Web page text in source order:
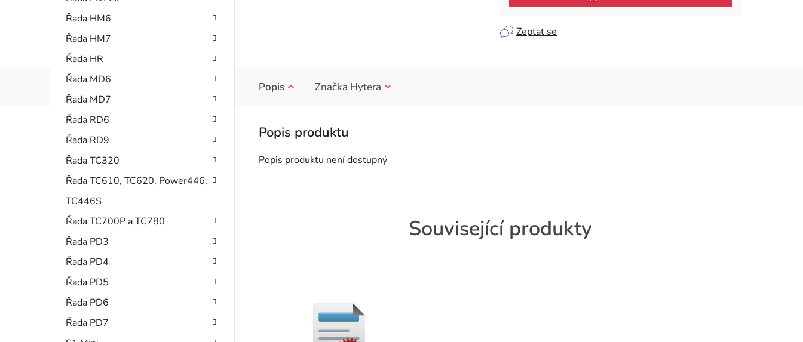
Řada HM6
Řada HM7
Řada HR
Řada MD6
Řada MD7
Řada RD6
Řada RD9
Řada TC320
Řada TC610, TC620, Power446,
TC446S
Řada TC700P a TC780
Řada PD3
Řada PD4
Řada PD5
Řada PD6
Řada PD7
Zeptat se
Popis Značka Hytera
Popis produktu není dostupný
Související produkty